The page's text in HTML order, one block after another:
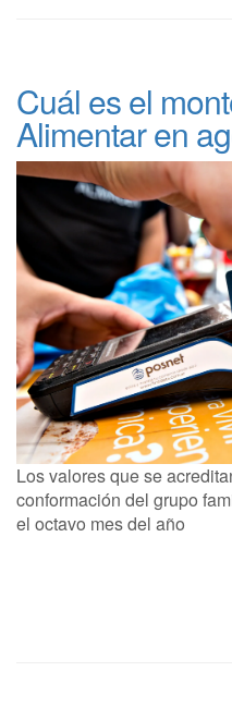
Cuál es el
Alimentar en
Los valores que se
conformación del grupo
el octavo mes del año